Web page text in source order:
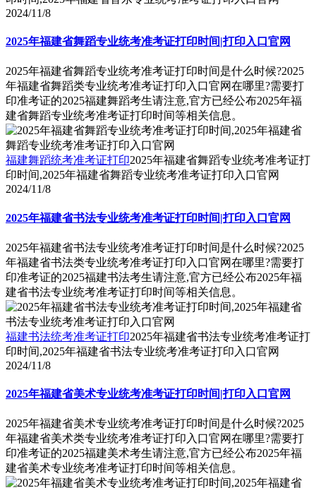
2024/11/8
2025年福建省舞蹈专业统考准考证打印时间|打印入口官网
2025年福建省舞蹈专业统考准考证打印时间是什么时候?2025
年福建省舞蹈类专业统考准考证打印入口官网在哪里?需要打
印准考证的2025福建舞蹈考生请注意,官方已经公布2025年福
建省舞蹈专业统考准考证打印时间等相关信息。
福建舞蹈统考准考证打印2025年福建省舞蹈专业统考准考证打
印时间,2025年福建省舞蹈专业统考准考证打印入口官网
2024/11/8
2025年福建省书法专业统考准考证打印时间|打印入口官网
2025年福建省书法专业统考准考证打印时间是什么时候?2025
年福建省书法类专业统考准考证打印入口官网在哪里?需要打
印准考证的2025福建书法考生请注意,官方已经公布2025年福
建省书法专业统考准考证打印时间等相关信息。
福建书法统考准考证打印2025年福建省书法专业统考准考证打
印时间,2025年福建省书法专业统考准考证打印入口官网
2024/11/8
2025年福建省美术专业统考准考证打印时间|打印入口官网
2025年福建省美术专业统考准考证打印时间是什么时候?2025
年福建省美术类专业统考准考证打印入口官网在哪里?需要打
印准考证的2025福建美术考生请注意,官方已经公布2025年福
建省美术专业统考准考证打印时间等相关信息。